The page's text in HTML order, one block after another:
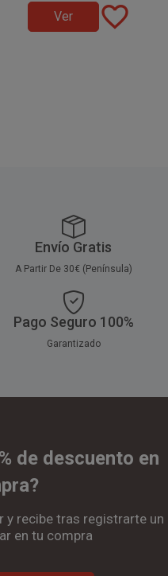
hora de celebrar cualquier
evento, fiestas, cumpleaños,
de 540 unidades, distribuidas
en 36 paquetes de 15
Ver favorite_border
Envío Gratis
A Partir De 30€ (Península)
Pago Seguro 100%
Garantizado
de descuento en
y recibe tras registrarte un
en tu compra